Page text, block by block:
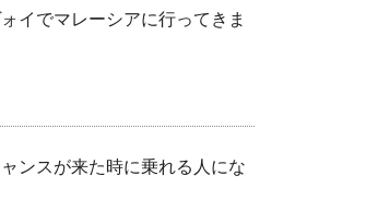
イでマレーシアに行ってきま
ンスが来た時に乗れる人にな